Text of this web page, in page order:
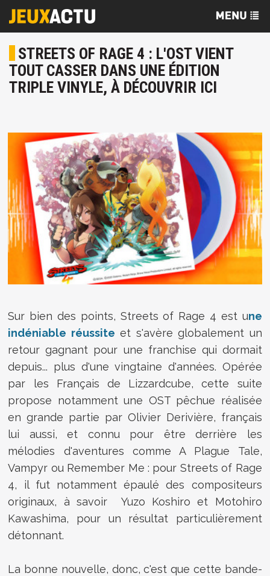
STREETS OF RAGE 4 : L'OST VIENT
TOUT CASSER DANS UNE ÉDITION
TRIPLE VINYLE, À DÉCOUVRIR ICI
Sur bien des points, Streets of Rage 4 est une
indéniable réussite et s'avère globalement un
retour gagnant pour une franchise qui dormait
depuis... plus d'une vingtaine d'années. Opérée
par les Français de Lizzardcube, cette suite
propose notamment une OST pêchue réalisée
en grande partie par Olivier Derivière, français
lui aussi, et connu pour être derrière les
mélodies d'aventures comme A Plague Tale,
Vampyr ou Remember Me : pour Streets of Rage
4, il fut notamment épaulé des compositeurs
originaux, à savoir Yuzo Koshiro et Motohiro
Kawashima, pour un résultat particulièrement
détonnant.
La bonne nouvelle, donc, c'est que cette bande-